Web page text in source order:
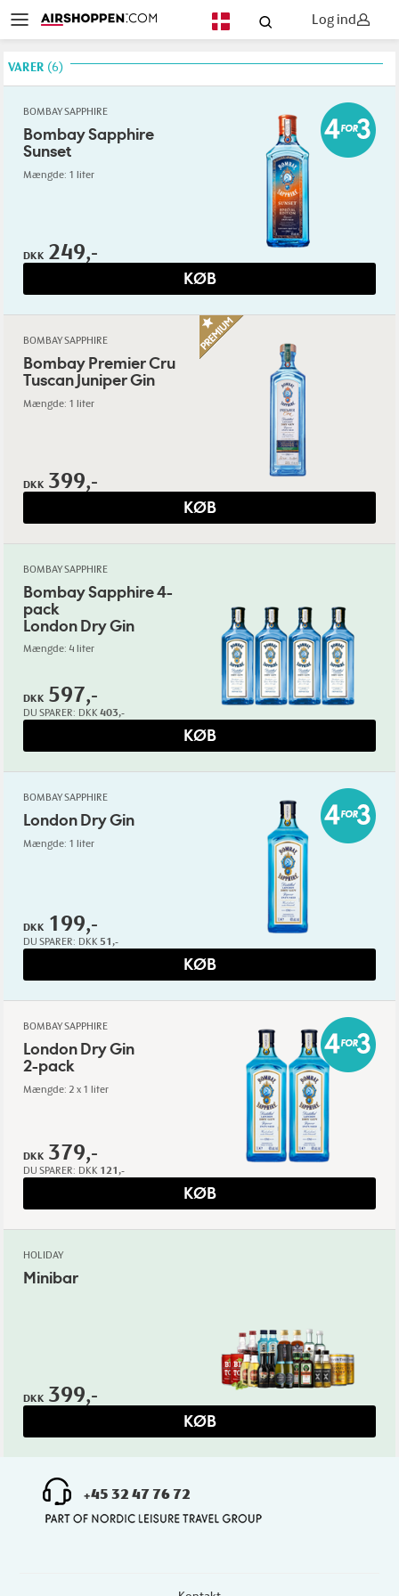
Log ind
6
VARER
BOMBAY SAPPHIRE
Bombay Sapphire
Sunset
Mængde: 1 liter
DKK 249,-
KØB
BOMBAY SAPPHIRE
Bombay Premier Cru
Tuscan Juniper Gin
Mængde: 1 liter
DKK 399,-
KØB
BOMBAY SAPPHIRE
Bombay Sapphire 4-
pack
London Dry Gin
Mængde: 4 liter
DKK 597,-
DU SPARER: DKK 403,-
KØB
BOMBAY SAPPHIRE
London Dry Gin
Mængde: 1 liter
DKK 199,-
DU SPARER: DKK 51,-
KØB
BOMBAY SAPPHIRE
London Dry Gin
2-pack
Mængde: 2 x 1 liter
DKK 379,-
DU SPARER: DKK 121,-
KØB
HOLIDAY
Minibar
DKK 399,-
KØB
+45 32 47 76 72